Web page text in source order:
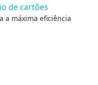
de cartões
a máxima eficiência